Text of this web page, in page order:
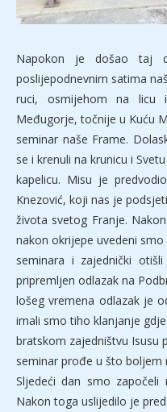
Napokon je došao taj
poslijepodnevnim satima
ruci, osmijehom na
Međugorje, točnije u Kuću
seminar naše Frame.
se i krenuli na krunicu i
kapelicu. Misu je
Knezović, koji nas je
života svetog Franje.
nakon okrijepe uvedeni
seminara i zajednički
pripremljen odlazak na
lošeg vremena odlazak je
imali smo tiho klanjanje
bratskom zajedništvu Isusu
seminar prođe u što boljem
Sljedeći dan smo započeli
Nakon toga uslijedilo je